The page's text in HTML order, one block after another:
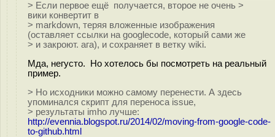
> Если первое ещё получается, второе не очень >
вики конвертит в
> markdown, теряя вложенные изображения
(оставляет ссылки на googlecode, который сами же
> и закроют. ага), и сохраняет в ветку wiki.
Мда, негусто. Но хотелось бы посмотреть на реальный
пример.
> Но исходники можно самому перенести. А здесь
упоминался скрипт для переноса issue,
> результаты imho лучше:
http://evennia.blogspot.ru/2014/02/moving-from-google-code-
to-github.html